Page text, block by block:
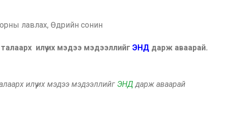
лавлах, Өдрийн сонин
илүү их мэдээ мэдээллийг ЭНД дарж аваарай.
илүү их мэдээ мэдээллийг ЭНД дарж аваарай